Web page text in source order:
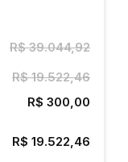
R$ 39.044,92
R$ 19.522,46
R$ 300,00
R$ 19.522,46